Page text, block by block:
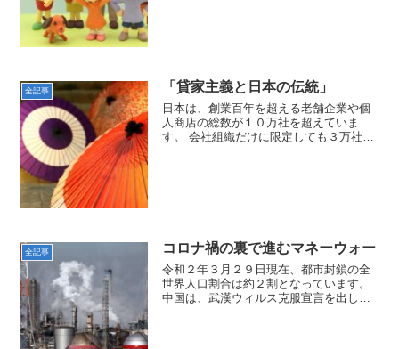
全記事 「貸家主義と日本の伝統」
日本は、創業百年を超える老舗企業や個
人商店の総数が１０万社を超えていま
す。 会社組織だけに限定しても３万社
全記事 コロナ禍の裏で進むマネーウォー
令和２年３月２９日現在、都市封鎖の全
世界人口割合は約２割となっています。
中国は、武漢ウィルス克服宣言を出し、